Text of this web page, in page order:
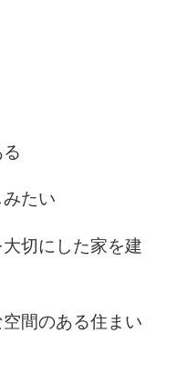
たい
切にした家を建
間のある住まい